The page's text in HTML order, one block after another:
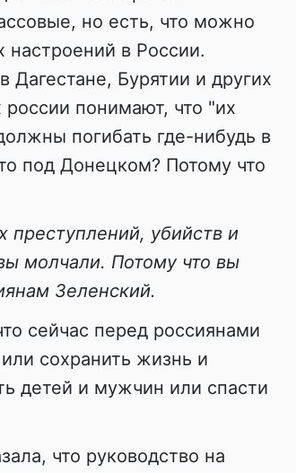
но есть, что можно
настроений в России.
Бурятии и других
россии понимают, что "их
погибать где-нибудь в
под Донецком? Потому что
преступлений, убийств и
молчали. Потому что вы
Зеленский.
сейчас перед россиянами
сохранить жизнь и
детей и мужчин или спасти
что руководство на